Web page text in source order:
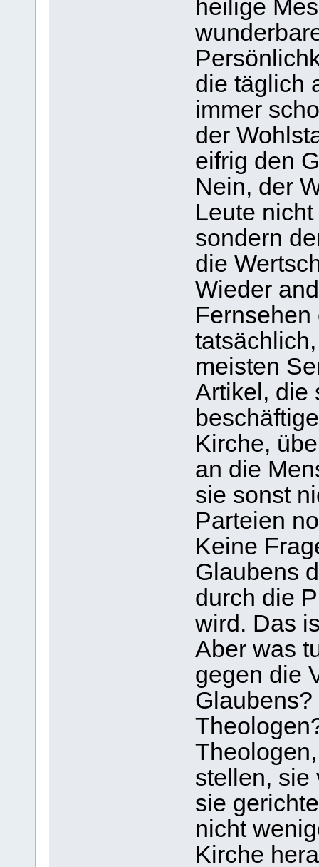
heilige
die täglich
immer
der
eifrig den
Nein, der
Leute
sondern
die
Wieder
Fernsehen
meisten
Artikel, die
Kirche,
an die
sie sonst
Parteien
Keine
Glaubens
durch die
wird. Das
Aber was
gegen die
stellen, sie
sie
nicht
Kirche